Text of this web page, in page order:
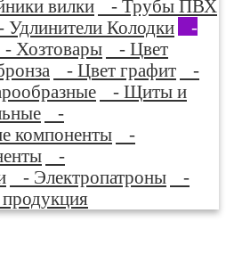
вилки
- Трубы ПВХ
Удлинители Колодки
-
- Хозтовары
- Цвет
- Цвет графит
-
- Щиты и
-
компоненты
-
-
- Электропатроны
-
продукция